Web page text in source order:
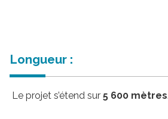
Longueur :
Le projet s’étend sur 5 600 mètres.